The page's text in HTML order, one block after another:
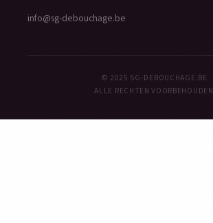
info@sg-debouchage.be
© 2025 SG-DEBOUCHAGE.BE
ALLE RECHTEN VOORBEHOUDEN